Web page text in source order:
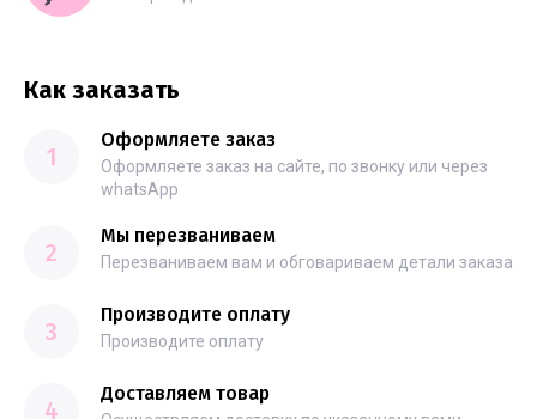
Как заказать
1
Оформляете заказ
Оформляете заказ на сайте, по звонку или через
whatsApp
2
Мы перезваниваем
Перезваниваем вам и обговариваем детали заказа
3
Производите оплату
Производите оплату
4
Доставляем товар